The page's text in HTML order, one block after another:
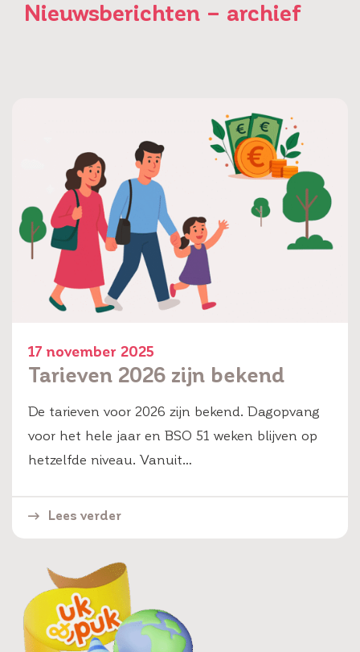
Nieuwsberichten – archief
17 november 2025
Tarieven 2026 zijn bekend
De tarieven voor 2026 zijn bekend. Dagopvang
voor het hele jaar en BSO 51 weken blijven op
hetzelfde niveau. Vanuit…
Lees verder